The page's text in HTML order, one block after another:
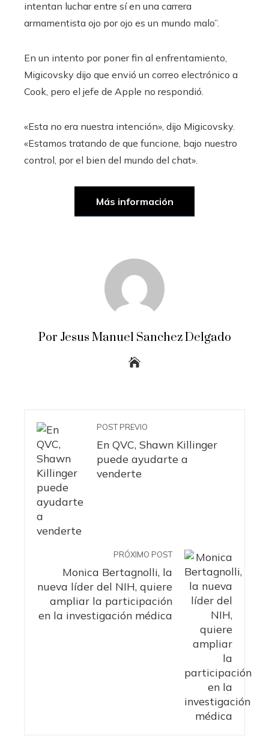
intentan luchar entre sí en una carrera
armamentista ojo por ojo es un mundo malo”.
En un intento por poner fin al enfrentamiento,
Migicovsky dijo que envió un correo electrónico a
Cook, pero el jefe de Apple no respondió.
«Esta no era nuestra intención», dijo Migicovsky.
«Estamos tratando de que funcione, bajo nuestro
control, por el bien del mundo del chat».
Más información
Por Jesus Manuel Sanchez Delgado
POST PREVIO
En QVC, Shawn Killinger
puede ayudarte a
venderte
PRÓXIMO POST
Monica Bertagnolli, la
nueva líder del NIH, quiere
ampliar la participación
en la investigación médica